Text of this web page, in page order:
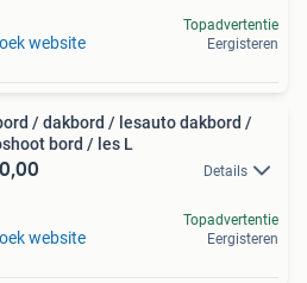
website
Topadvertentie
Eergisteren
/ dakbord / lesauto dakbord /
bord / les L
Details
website
Topadvertentie
Eergisteren